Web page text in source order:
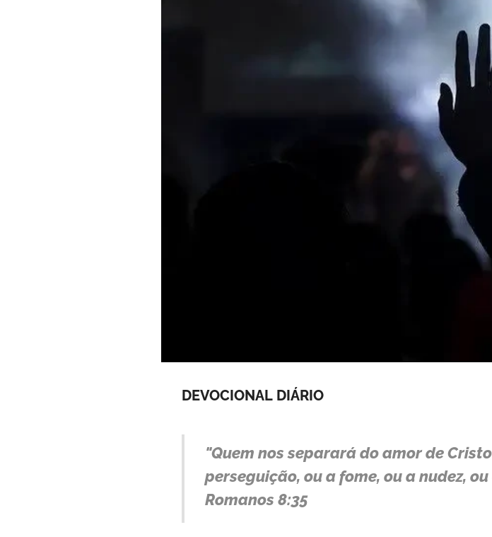
DEVOCIONAL DIÁRIO
"Quem nos separará do amor de
perseguição, ou a fome, ou a nudez,
Romanos 8:35